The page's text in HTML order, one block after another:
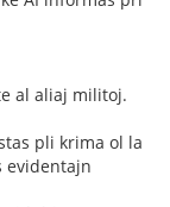
al aliaj militoj.
pli krima ol la
evidentajn